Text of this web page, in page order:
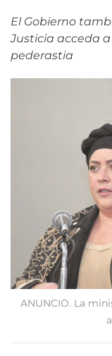
El Gobierno
Justicia acceda a
pederastia
ANUNCIO. La